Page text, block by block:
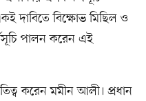
দাবিতে বিক্ষোভ মিছিল ও
পালন করেন এই
করেন মমীন আলী। প্রধান